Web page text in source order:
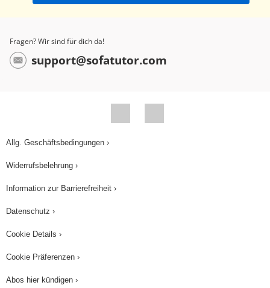
Fragen? Wir sind für dich da!
support@sofatutor.com
Allg. Geschäftsbedingungen ›
Widerrufsbelehrung ›
Information zur Barrierefreiheit ›
Datenschutz ›
Cookie Details ›
Cookie Präferenzen ›
Abos hier kündigen ›